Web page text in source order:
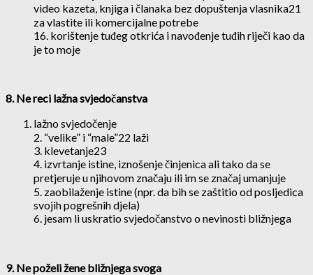
video kazeta, knjiga i članaka bez dopuštenja vlasnika21
za vlastite ili komercijalne potrebe
16. korištenje tuđeg otkrića i navođenje tuđih riječi kao da
je to moje
8. Ne reci lažna svjedočanstva
lažno svjedočenje
2. “velike” i “male”22 laži
3. klevetanje23
4. izvrtanje istine, iznošenje činjenica ali tako da se
pretjeruje u njihovom značaju ili im se značaj umanjuje
5. zaobilaženje istine (npr. da bih se zaštitio od posljedica
svojih pogrešnih djela)
6. jesam li uskratio svjedočanstvo o nevinosti bližnjega
9. Ne poželi žene bližnjega svoga